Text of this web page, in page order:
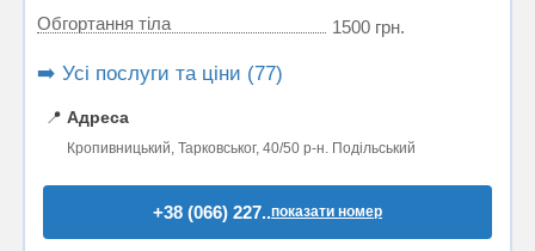
Обгортання тіла
1500 грн.
➡️ Усі послуги та ціни (77)
📍 Адреса
Кропивницький, Тарковськог, 40/50 р-н. Подільський
+38 (066) 227..показати номер